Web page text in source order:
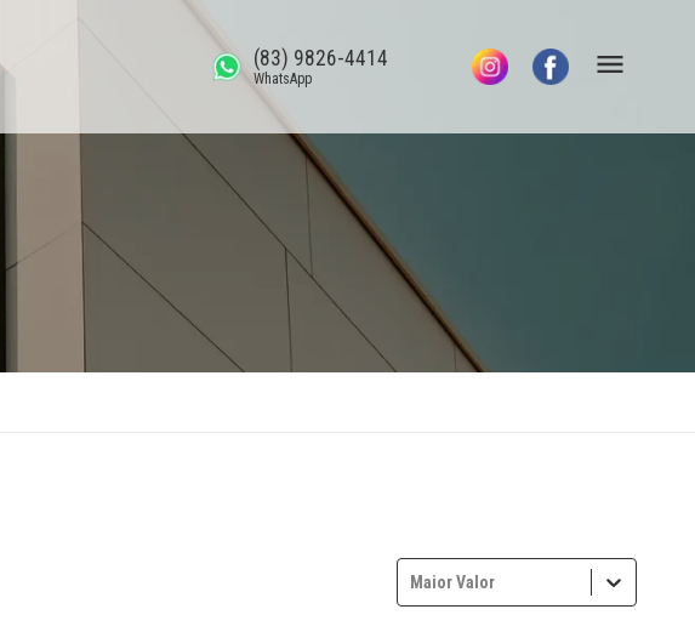
(83) 9826-4414
WhatsApp
Maior Valor